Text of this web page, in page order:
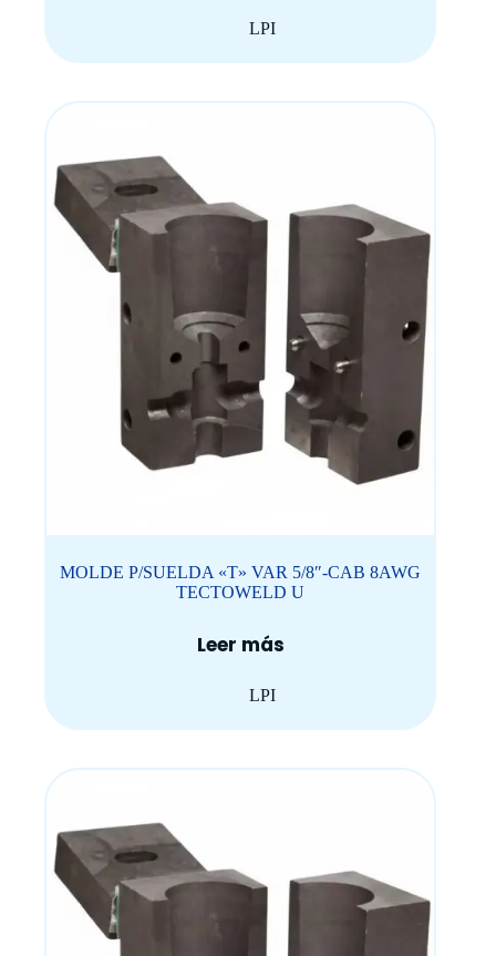
LPI
MOLDE P/SUELDA «T» VAR 5/8″-CAB 8AWG
TECTOWELD U
Leer más
LPI